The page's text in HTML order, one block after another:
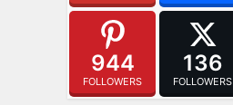
944
FOLLOWERS
136
FOLLOWERS